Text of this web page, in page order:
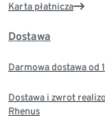
Karta płatnicza
Dostawa
Darmowa dostawa od
Dostawa i zwrot
Rhenus